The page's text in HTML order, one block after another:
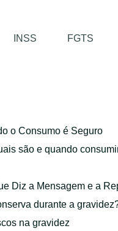
INSS FGTS
o Consumo é Seguro
são e quando
Diz a Mensagem e a
durante a
na gravidez